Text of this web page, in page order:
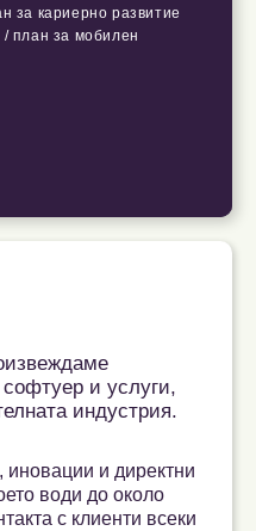
за кариерно развитие
план за мобилен
и услуги,
индустрия.
иновации и директни
води до около
с клиенти всеки